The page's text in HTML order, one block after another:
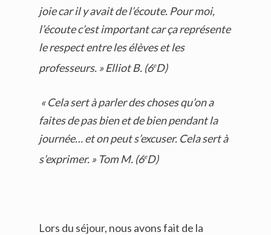
joie car il y avait de l’écoute. Pour moi,
l’écoute c’est important car ça représente
le respect entre les élèves et les
professeurs. » Elliot B. (6eD)
« Cela sert à parler des choses qu’on a
faites de pas bien et de bien pendant la
journée… et on peut s’excuser. Cela sert à
s’exprimer. » Tom M. (6eD)
Lors du séjour, nous avons fait de la